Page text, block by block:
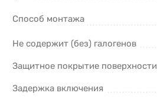
Способ монтажа
Не содержит (без) галогенов
Защитное покрытие поверхности
Задержка включения